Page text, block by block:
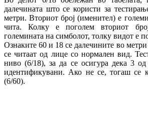
далечината што се користи за
метри. Вториот број (именител) е
чита. Колку е поголем вториот
големината на симболот, толку видот е
Ознаките 60 и 18 се далечините во
се читаат од лице со нормален вид.
ниво (6/18), за да се осигура дека 3
идентификувани. Ако не се, тогаш се
(6/60).